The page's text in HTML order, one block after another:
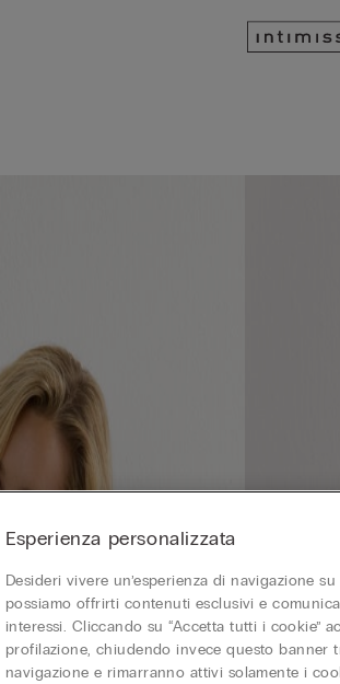
Esperienza personalizzata
Desideri vivere un’esperienza di navigazione
possiamo offrirti contenuti esclusivi e
interessi. Cliccando su “Accetta tutti i cookie”
profilazione, chiudendo invece questo banner
navigazione e rimarranno attivi solamente i